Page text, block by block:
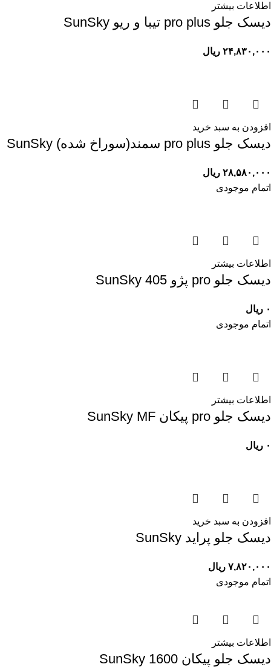
اطلاعات بیشتر
ديسک جلو pro plus تيبا و ريو SunSky
۲۴,۸۳۰,۰۰۰ ریال
افزودن به سبد خرید
ديسک جلو pro plus سمند(سوراخ شده) SunSky
۲۸,۵۸۰,۰۰۰ ریال
اتمام موجودی
اطلاعات بیشتر
ديسک جلو pro پژو 405 SunSky
۰ ریال
اتمام موجودی
اطلاعات بیشتر
ديسک جلو pro پيکان SunSky MF
۰ ریال
افزودن به سبد خرید
ديسک جلو پرايد SunSky
۷,۸۲۰,۰۰۰ ریال
اتمام موجودی
اطلاعات بیشتر
ديسک جلو پيکان 1600 SunSky